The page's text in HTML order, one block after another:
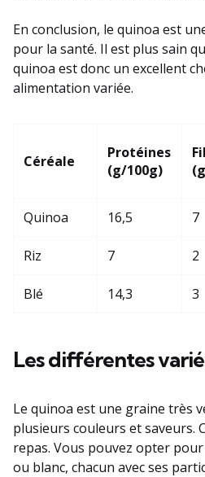
En conclusion, le quinoa est
pour la santé. Il est plus sain
quinoa est donc un excellent
alimentation variée.
Céréale
Protéines
(g/100g)
Quinoa 16,5 7
Riz 7 2
Blé 14,3 3
Les différentes
Le quinoa est une graine très
plusieurs couleurs et saveurs.
repas. Vous pouvez opter pour
ou blanc, chacun avec ses